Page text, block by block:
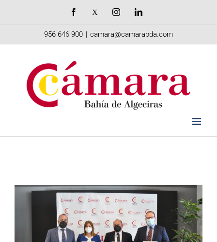
Facebook InstagramLinkedIn
956 646 900 | camara@camarabda.com